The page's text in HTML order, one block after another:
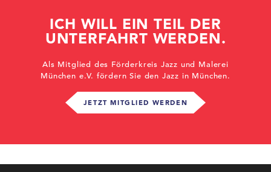
ICH WILL EIN TEIL DER
UNTERFAHRT WERDEN.
Als Mitglied des Förderkreis Jazz und Malerei
München e.V. fördern Sie den Jazz in München.
JETZT MITGLIED WERDEN